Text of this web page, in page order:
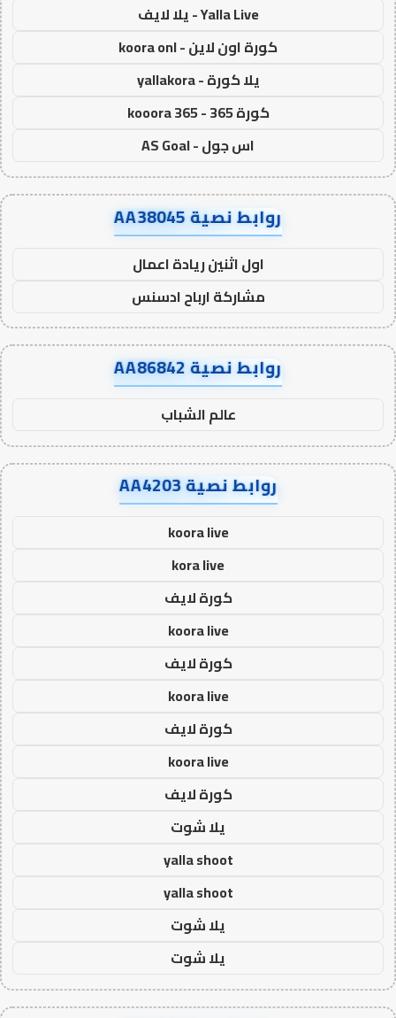
Yalla Live - يلا لايف
كورة اون لاين - koora onl
يلا كورة - yallakora
كورة 365 - kooora 365
اس جول - AS Goal
روابط نصية AA38045
اول اثنين ريادة اعمال
مشاركة ارباح ادسنس
روابط نصية AA86842
عالم الشباب
روابط نصية AA4203
koora live
kora live
كورة لايف
koora live
كورة لايف
koora live
كورة لايف
koora live
كورة لايف
يلا شوت
yalla shoot
yalla shoot
يلا شوت
يلا شوت